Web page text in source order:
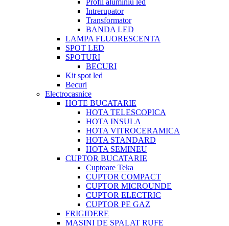
Profil aluminiu led
Intrerupator
Transformator
BANDA LED
LAMPA FLUORESCENTA
SPOT LED
SPOTURI
BECURI
Kit spot led
Becuri
Electrocasnice
HOTE BUCATARIE
HOTA TELESCOPICA
HOTA INSULA
HOTA VITROCERAMICA
HOTA STANDARD
HOTA SEMINEU
CUPTOR BUCATARIE
Cuptoare Teka
CUPTOR COMPACT
CUPTOR MICROUNDE
CUPTOR ELECTRIC
CUPTOR PE GAZ
FRIGIDERE
MASINI DE SPALAT RUFE